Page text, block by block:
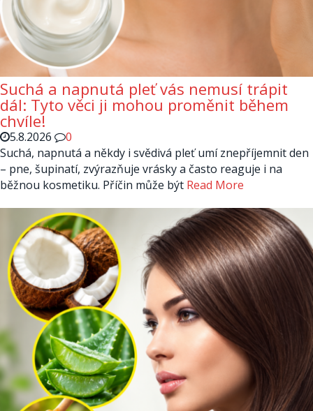
Suchá a napnutá pleť vás nemusí trápit
dál: Tyto věci ji mohou proměnit během
chvíle!
5.8.2026
0
Suchá, napnutá a někdy i svědivá pleť umí znepříjemnit den
– pne, šupinatí, zvýrazňuje vrásky a často reaguje i na
běžnou kosmetiku. Příčin může být Read More